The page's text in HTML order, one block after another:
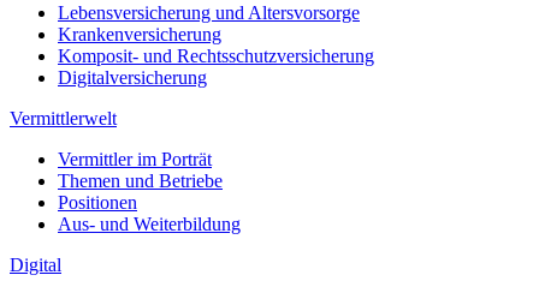
Lebensversicherung und Altersvorsorge
Krankenversicherung
Komposit- und Rechtsschutzversicherung
Digitalversicherung
Vermittlerwelt
Vermittler im Porträt
Themen und Betriebe
Positionen
Aus- und Weiterbildung
Digital